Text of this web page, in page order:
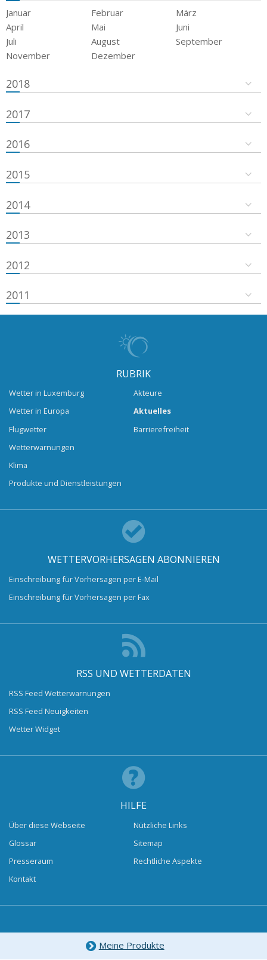
Januar Februar
März
April
Mai
Juni
Juli
August
September
November
Dezember
2018
2017
2016
2015
2014
2013
2012
2011
RUBRIK
Wetter in Luxemburg
Wetter in Europa
Flugwetter
Wetterwarnungen
Klima
Produkte und Dienstleistungen
Akteure
Aktuelles
Barrierefreiheit
WETTERVORHERSAGEN ABONNIEREN
Einschreibung für Vorhersagen per E-Mail
Einschreibung für Vorhersagen per Fax
RSS UND WETTERDATEN
RSS Feed Wetterwarnungen
RSS Feed Neuigkeiten
Wetter Widget
HILFE
Über diese Webseite
Glossar
Presseraum
Kontakt
Nützliche Links
Sitemap
Rechtliche Aspekte
Meine Produkte